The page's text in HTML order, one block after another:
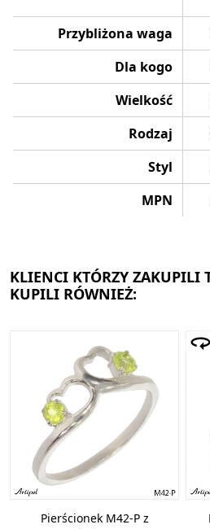
Przybliżona waga
Dla kogo
Wielkość
Rodzaj
Styl
MPN
KLIENCI KTÓRZY ZAKUPILI
KUPILI RÓWNIEŻ:
Pierścionek M42-P z